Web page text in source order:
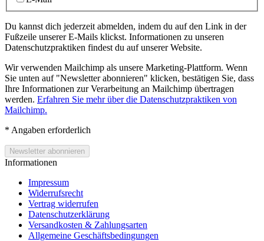
Du kannst dich jederzeit abmelden, indem du auf den Link in der
Fußzeile unserer E-Mails klickst. Informationen zu unseren
Datenschutzpraktiken findest du auf unserer Website.
Wir verwenden Mailchimp als unsere Marketing-Plattform. Wenn
Sie unten auf "Newsletter abonnieren" klicken, bestätigen Sie, dass
Ihre Informationen zur Verarbeitung an Mailchimp übertragen
werden. Erfahren Sie mehr über die Datenschutzpraktiken von
Mailchimp.
* Angaben erforderlich
Informationen
Impressum
Widerrufsrecht
Vertrag widerrufen
Datenschutzerklärung
Versandkosten & Zahlungsarten
Allgemeine Geschäftsbedingungen